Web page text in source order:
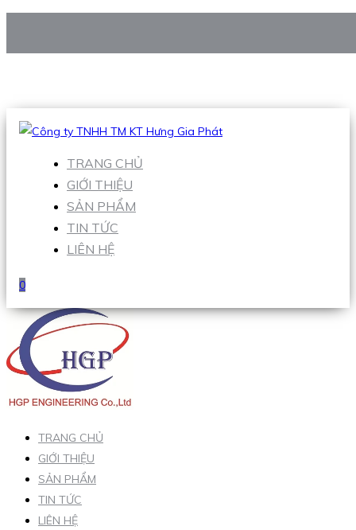
Hotline:0938 906 663
TRANG CHỦ
GIỚI THIỆU
SẢN PHẨM
TIN TỨC
LIÊN HỆ
0
TRANG CHỦ
GIỚI THIỆU
SẢN PHẨM
TIN TỨC
LIÊN HỆ